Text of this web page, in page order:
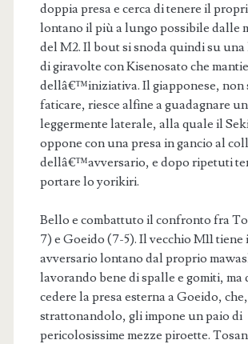
doppia presa e cerca di tenere il
lontano il più a lungo possibile dalle
del M2. Il bout si snoda quindi su una
di giravolte con Kisenosato che
dellâ€™iniziativa. Il giapponese, non
faticare, riesce alfine a guadagnare
leggermente laterale, alla quale il
oppone con una presa in gancio al
dellâ€™avversario, e dopo ripetuti
portare lo yorikiri.
Bello e combattuto il confronto fra
7) e Goeido (7-5). Il vecchio M11 tiene
avversario lontano dal proprio
lavorando bene di spalle e gomiti, ma
cedere la presa esterna a Goeido, che,
strattonandolo, gli impone un paio di
pericolosissime mezze piroette.